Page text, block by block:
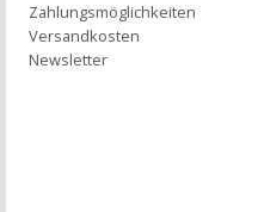
Zahlungsmöglichkeiten
Versandkosten
Newsletter